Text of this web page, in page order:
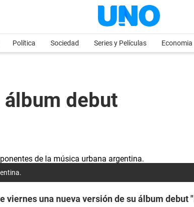
Política Sociedad Series y Películas Economia
debut
viernes una nueva versión de su álbum debut